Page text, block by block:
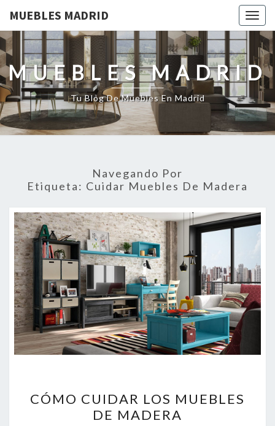
MUEBLES MADRID
MUEBLES MADRID
Tu Blog De Muebles En Madrid
Navegando Por
Etiqueta: Cuidar Muebles De Madera
CUIDAR
LOS
CÓMO CUIDAR LOS MUEBLES
DE MADERA